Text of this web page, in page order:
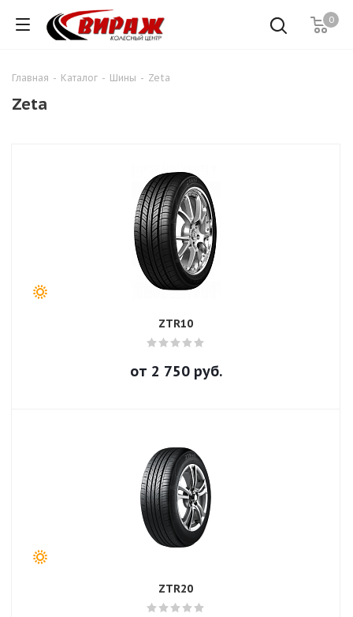
0
Главная - Каталог - Шины - Zeta
Zeta
ZTR10
от 2 750руб.
ZTR20